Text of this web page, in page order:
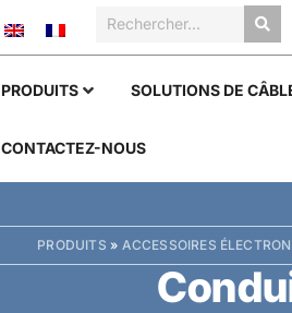
PRODUITS SOLUTIONS DE
CONTACTEZ-NOUS
PRODUITS » ACCESSOIRES